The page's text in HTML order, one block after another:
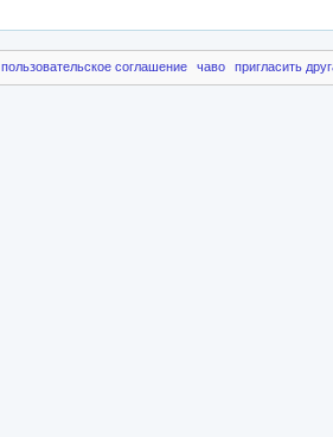
пользовательское соглашение чаво пригласить